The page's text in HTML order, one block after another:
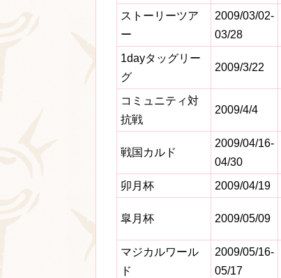
ストーリーツア
ー
2009/03/02-
03/28
1dayタッグリー
グ
2009/3/22
コミュニティ対
抗戦
2009/4/4
戦国カルド
2009/04/16-
04/30
卯月杯
2009/04/19
皐月杯 2009/05/09
マジカルワール
ド
2009/05/16-
05/17